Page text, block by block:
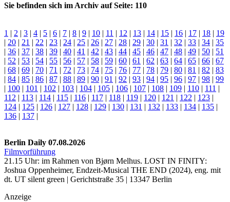
Sie befinden sich im Archiv auf Seite: 110
1 | 2 | 3 | 4 | 5 | 6 | 7 | 8 | 9 | 10 | 11 | 12 | 13 | 14 | 15 | 16 | 17 | 18 | 19
| 20 | 21 | 22 | 23 | 24 | 25 | 26 | 27 | 28 | 29 | 30 | 31 | 32 | 33 | 34 | 35
| 36 | 37 | 38 | 39 | 40 | 41 | 42 | 43 | 44 | 45 | 46 | 47 | 48 | 49 | 50 | 51
| 52 | 53 | 54 | 55 | 56 | 57 | 58 | 59 | 60 | 61 | 62 | 63 | 64 | 65 | 66 | 67
| 68 | 69 | 70 | 71 | 72 | 73 | 74 | 75 | 76 | 77 | 78 | 79 | 80 | 81 | 82 | 83
| 84 | 85 | 86 | 87 | 88 | 89 | 90 | 91 | 92 | 93 | 94 | 95 | 96 | 97 | 98 | 99
| 100 | 101 | 102 | 103 | 104 | 105 | 106 | 107 | 108 | 109 | 110 | 111 |
112 | 113 | 114 | 115 | 116 | 117 | 118 | 119 | 120 | 121 | 122 | 123 |
124 | 125 | 126 | 127 | 128 | 129 | 130 | 131 | 132 | 133 | 134 | 135 |
136 | 137 |
Berlin Daily 07.08.2026
Filmvorführung
21.15 Uhr: im Rahmen von Bjørn Melhus. LOST IN FINITY:
Joshua Oppenheimer, Endzeit-Musical THE END (2024), eng. mit
dt. UT silent green | Gerichtstraße 35 | 13347 Berlin
Anzeige